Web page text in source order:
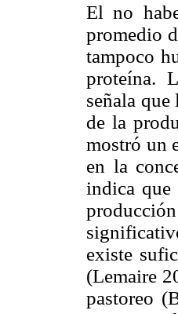
El no
promedio
tampoco
proteína.
señala
de la
mostró un
en la
indica que
existe
(Lemaire
pastoreo